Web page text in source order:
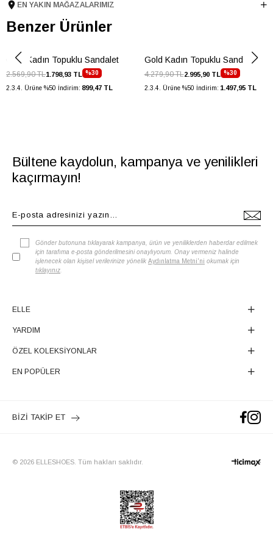
Ürün Cinsi
Menşei TURKIYE
EN YAKIN MAĞAZALARIMIZ
Benzer Ürünler
Gold Kadın Topuklu Sandalet
%30
1.798,93 TL
2.569,90 TL
2.3.4. Ürüne %50 İndirim: 899,47 TL
Gold Kadın Topuklu Sandalet
%30
2.995,90 TL
4.279,90 TL
2.3.4. Ürüne %50 İndirim: 1.497,95 TL
Bültene kaydolun, kampanya ve yenilikleri
kaçırmayın!
Gönder butonuna tıklayarak kampanya, ürün ve yeniliklerden haberdar edilmek
için tarafıma e-posta gönderilmesini onaylıyorum. Onay vermeniz halinde
işlenecek olan kişisel verilerinize yönelik Aydınlatma Metni'ni okumak için
tıklayınız
ELLE
YARDIM
ÖZEL KOLEKSİYONLAR
EN POPÜLER
BİZİ TAKİP ET
© 2026 ELLESHOES. Tüm hakları saklıdır.